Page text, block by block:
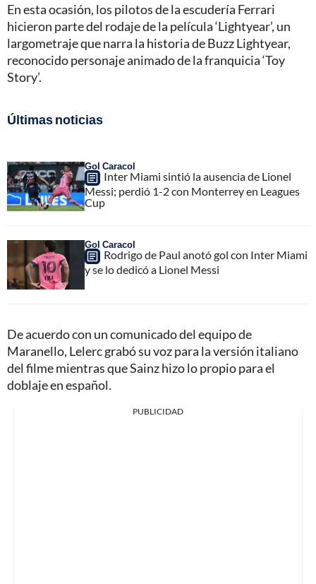
En esta ocasión, los pilotos de la escudería Ferrari
hicieron parte del rodaje de la película ‘Lightyear’, un
largometraje que narra la historia de Buzz Lightyear,
reconocido personaje animado de la franquicia ‘Toy
Story’.
Últimas noticias
Gol Caracol
Inter Miami sintió la ausencia de Lionel
Messi; perdió 1-2 con Monterrey en Leagues
Cup
Gol Caracol
Rodrigo de Paul anotó gol con Inter Miami
y se lo dedicó a Lionel Messi
De acuerdo con un comunicado del equipo de
Maranello, Lelerc grabó su voz para la versión italiano
del filme mientras que Sainz hizo lo propio para el
doblaje en español.
PUBLICIDAD